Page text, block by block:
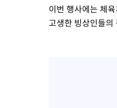
이번 행사에는 체
고생한 빙상인들